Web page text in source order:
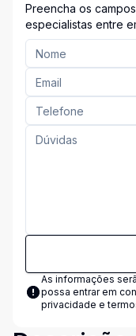
Preencha os
especialistas entre
As informações
possa entrar em
privacidade e